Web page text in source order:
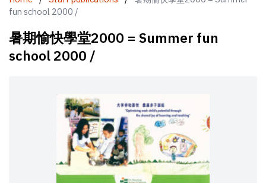
fun school 2000 /
暑期愉快學堂2000 = Summer fun
school 2000 /